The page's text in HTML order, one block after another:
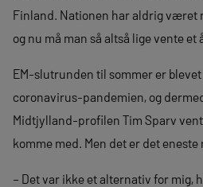
Finland. Nationen har aldrig været
og nu må man så altså lige vente et
EM-slutrunden til sommer er
coronavirus-pandemien, og
Midtjylland-profilen Tim Sparv
komme med. Men det er det
– Det var ikke et alternativ for mig,